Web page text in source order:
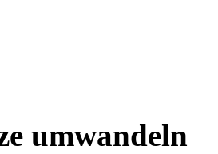
umwandeln